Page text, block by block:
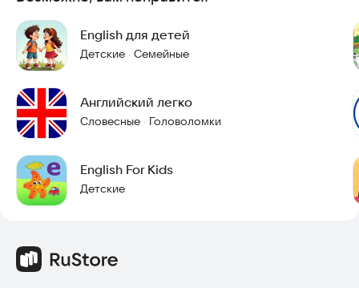
English для детей
Детские · Семейные
Английский легко
Словесные · Головоломки
English For Kids
Детские